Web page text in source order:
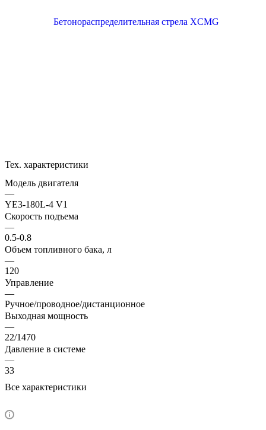
Тех. характеристики
Модель двигателя
—
YE3-180L-4 V1
Скорость подъема
—
0.5-0.8
Объем топливного бака, л
—
120
Управление
—
Ручное/проводное/дистанционное
Выходная мощность
—
22/1470
Давление в системе
—
33
Все характеристики